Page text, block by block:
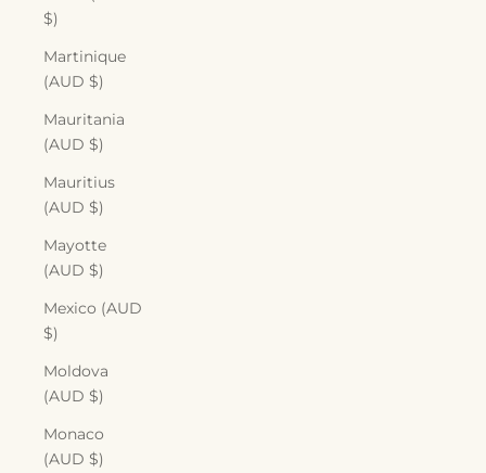
$)
Martinique
(AUD $)
Mauritania
(AUD $)
Mauritius
(AUD $)
Mayotte
(AUD $)
Mexico (AUD
$)
Moldova
(AUD $)
Monaco
(AUD $)